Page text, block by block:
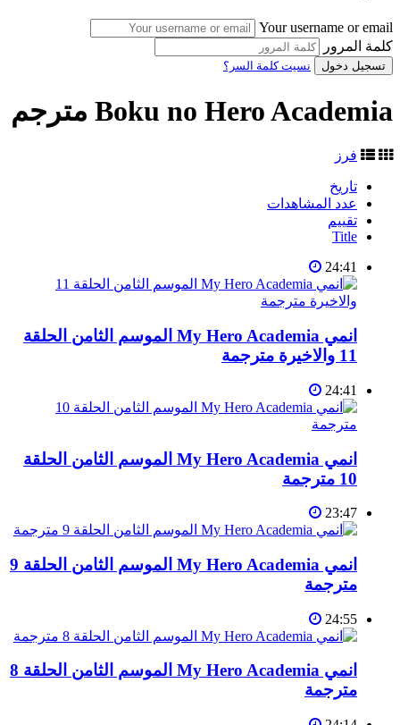
Your username or email
كلمة المرور
تسجيل دخول نسيت كلمة السر؟
Boku no Hero Academia مترجم
فرز
تاريخ
عدد المشاهدات
تقييم
Title
24:41
انمي My Hero Academia الموسم الثامن الحلقة
11 والاخيرة مترجمة
24:41
انمي My Hero Academia الموسم الثامن الحلقة
10 مترجمة
23:47
انمي My Hero Academia الموسم الثامن الحلقة 9
مترجمة
24:55
انمي My Hero Academia الموسم الثامن الحلقة 8
مترجمة